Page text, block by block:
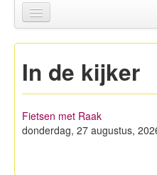
Home
over ons
Activiteiten
Hagelandse Kerstmarkt
In de kijker
Fietsen met Raak
donderdag, 27 augustus,